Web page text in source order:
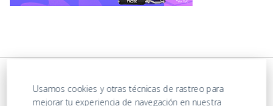
Usamos cookies y otras técnicas de rastreo para
mejorar tu experiencia de navegación en nuestra